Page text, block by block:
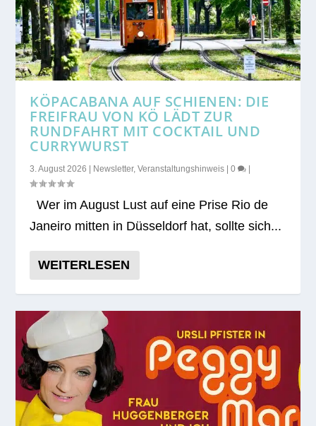
KÖPACABANA AUF SCHIENEN: DIE
FREIFRAU VON KÖ LÄDT ZUR
RUNDFAHRT MIT COCKTAIL UND
CURRYWURST
3. August 2026 | Newsletter,Veranstaltungshinweis |0 |
Wer im August Lust auf eine Prise Rio de
Janeiro mit­ten in Düs­sel­dorf hat, sollte sich...
WEITERLESEN